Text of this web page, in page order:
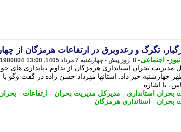
تگرگ و رعدوبرق در ارتفاعات هرمزگان از
- اجتماعی- 8 روز پیش - چهارشنبه 7 مرداد 1405، 13:00
مدیریت بحران استانداری هرمزگان از تداوم ناپایداری های
چهارشنبه خبر داد. استانها مهرداد حسن زاده در گفت وگو با
با اشاره ...
بحران استانداری - مدیرکل مدیریت بحران - ارتفاعات -
بحران - استانداری هرمزگان